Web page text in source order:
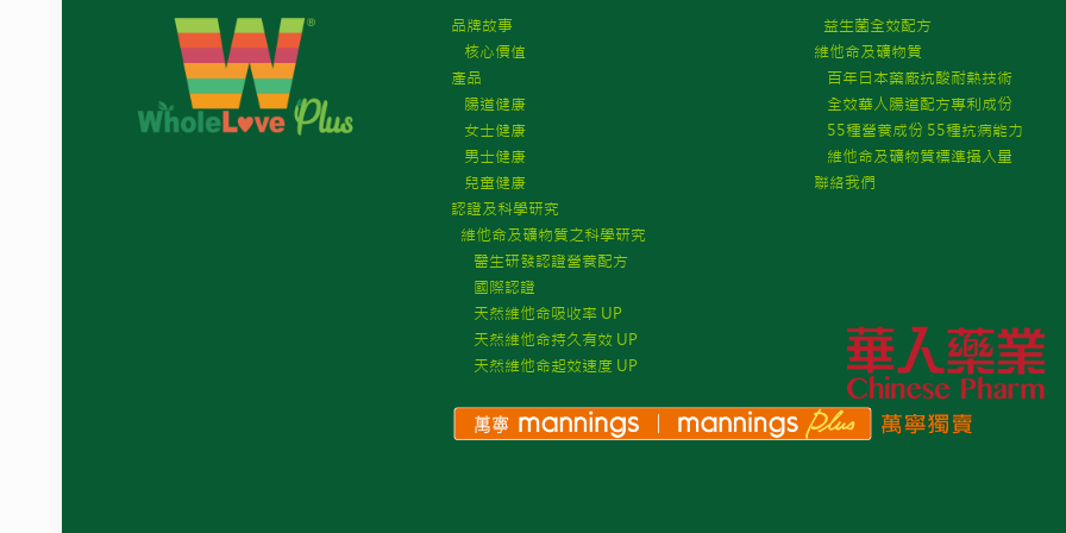
品牌故事
核心價值
產品
腸道健康
女士健康
男士健康
兒童健康
認證及科學研究
維他命及礦物質之科學研究
醫生研發認證營養配方
國際認證
天然維他命吸收率 UP
天然維他命持久有效 UP
天然維他命起效速度 UP
益生菌全效配方
維他命及礦物質
百年日本藥廠抗酸耐熱技術
全效華人腸道配方專利成份
55種營養成份 55種抗病能力
維他命及礦物質標準攝入量
聯絡我們